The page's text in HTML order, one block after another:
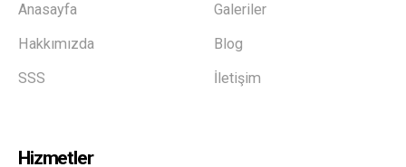
Anasayfa
Hakkımızda
SSS
Galeriler
Blog
İletişim
Hizmetler